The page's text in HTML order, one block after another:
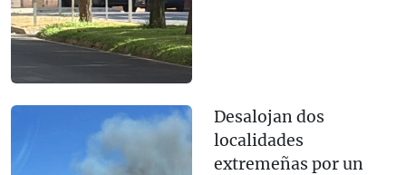
Desalojan dos
localidades
extremeñas por un